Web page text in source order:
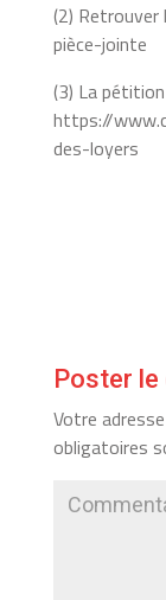
(2) Retrouver
pièce-jointe
(3) La
https://
des-loyers
Poster
Votre
obligatoires